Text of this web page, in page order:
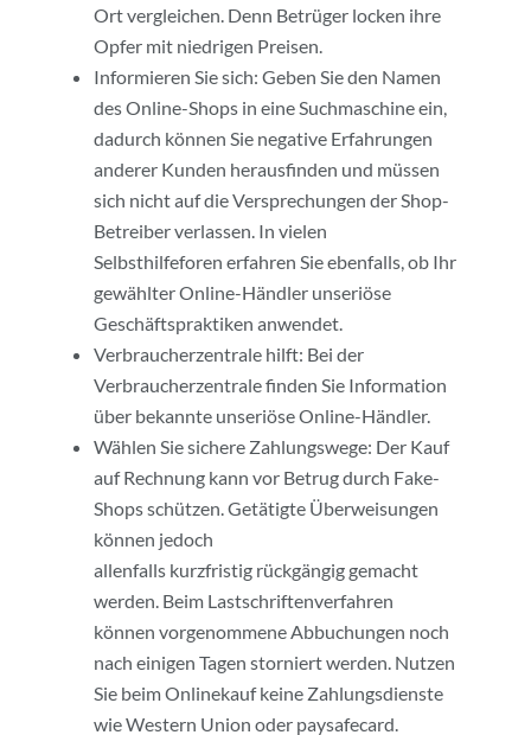
Ort vergleichen. Denn Betrüger locken ihre
Opfer mit niedrigen Preisen.
Informieren Sie sich: Geben Sie den Namen
des Online-Shops in eine Suchmaschine ein,
dadurch können Sie negative Erfahrungen
anderer Kunden herausfinden und müssen
sich nicht auf die Versprechungen der Shop-
Betreiber verlassen. In vielen
Selbsthilfeforen erfahren Sie ebenfalls, ob Ihr
gewählter Online-Händler unseriöse
Geschäftspraktiken anwendet.
Verbraucherzentrale hilft: Bei der
Verbraucherzentrale finden Sie Information
über bekannte unseriöse Online-Händler.
Wählen Sie sichere Zahlungswege: Der Kauf
auf Rechnung kann vor Betrug durch Fake-
Shops schützen. Getätigte Überweisungen
können jedoch
allenfalls kurzfristig rückgängig gemacht
werden. Beim Lastschriftenverfahren
können vorgenommene Abbuchungen noch
nach einigen Tagen storniert werden. Nutzen
Sie beim Onlinekauf keine Zahlungsdienste
wie Western Union oder paysafecard.